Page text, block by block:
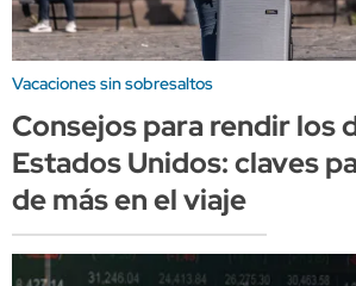
Vacaciones sin sobresaltos
Consejos para rendir los
Estados Unidos: claves
de más en el viaje